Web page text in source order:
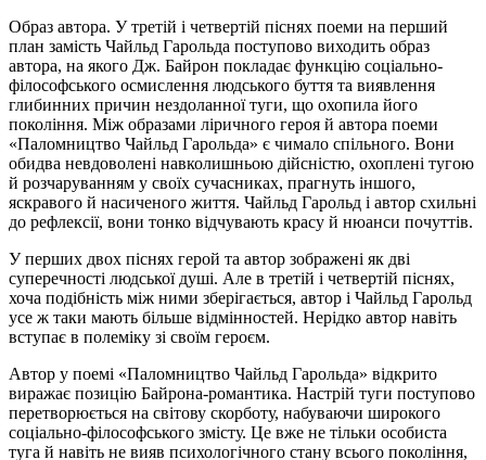
Образ автора. У третій і четвертій піснях поеми на перший
план замість Чайльд Гарольда поступово виходить образ
автора, на якого Дж. Байрон покладає функцію соціально-
філософського осмислення людського буття та виявлення
глибинних причин нездоланної туги, що охопила його
покоління. Між образами ліричного героя й автора поеми
«Паломництво Чайльд Гарольда» є чимало спільного. Вони
обидва невдоволені навколишньою дійсністю, охоплені тугою
й розчаруванням у своїх сучасниках, прагнуть іншого,
яскравого й насиченого життя. Чайльд Гарольд і автор схильні
до рефлексії, вони тонко відчувають красу й нюанси почуттів.
У перших двох піснях герой та автор зображені як дві
суперечності людської душі. Але в третій і четвертій піснях,
хоча подібність між ними зберігається, автор і Чайльд Гарольд
усе ж таки мають більше відмінностей. Нерідко автор навіть
вступає в полеміку зі своїм героєм.
Автор у поемі «Паломництво Чайльд Гарольда» відкрито
виражає позицію Байрона-романтика. Настрій туги поступово
перетворюється на світову скорботу, набуваючи широкого
соціально-філософського змісту. Це вже не тільки особиста
туга й навіть не вияв психологічного стану всього покоління,